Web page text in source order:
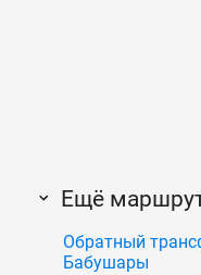
Ещё
Обратный
Бабушары